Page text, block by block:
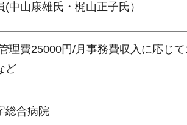
中山康雄氏・梶山正子氏）
理費25000円/月事務費収入に応じ
ど
総合病院